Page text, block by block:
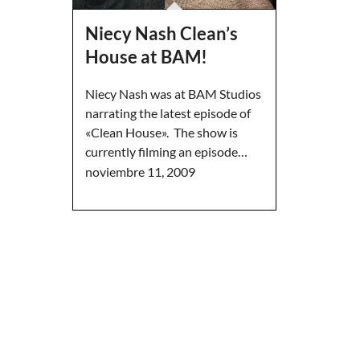
Niecy Nash Clean’s
House at BAM!
Niecy Nash was at BAM Studios
narrating the latest episode of
«Clean House». The show is
currently filming an episode…
noviembre 11, 2009